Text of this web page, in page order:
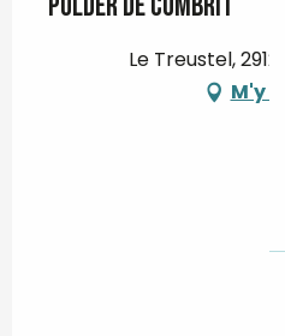
Le Treustel,
M'y